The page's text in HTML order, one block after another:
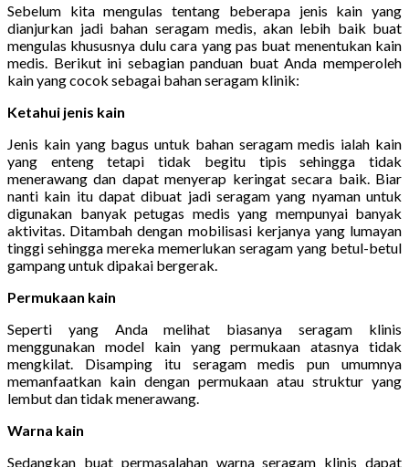
Sebelum kita mengulas tentang beberapa jenis kain yang
dianjurkan jadi bahan seragam medis, akan lebih baik buat
mengulas khususnya dulu cara yang pas buat menentukan kain
medis. Berikut ini sebagian panduan buat Anda memperoleh
kain yang cocok sebagai bahan seragam klinik:
Ketahui jenis kain
Jenis kain yang bagus untuk bahan seragam medis ialah kain
yang enteng tetapi tidak begitu tipis sehingga tidak
menerawang dan dapat menyerap keringat secara baik. Biar
nanti kain itu dapat dibuat jadi seragam yang nyaman untuk
digunakan banyak petugas medis yang mempunyai banyak
aktivitas. Ditambah dengan mobilisasi kerjanya yang lumayan
tinggi sehingga mereka memerlukan seragam yang betul-betul
gampang untuk dipakai bergerak.
Permukaan kain
Seperti yang Anda melihat biasanya seragam klinis
menggunakan model kain yang permukaan atasnya tidak
mengkilat. Disamping itu seragam medis pun umumnya
memanfaatkan kain dengan permukaan atau struktur yang
lembut dan tidak menerawang.
Warna kain
Sedangkan buat permasalahan warna seragam klinis dapat